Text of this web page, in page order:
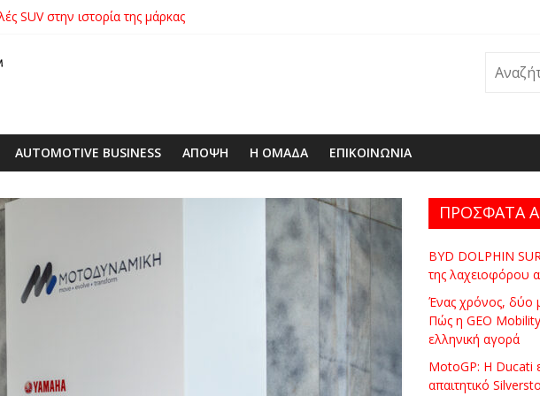
SUV στην ιστορία της μάρκας
Πώς η GEO Mobility Hellas μπήκε δυνατά στην ελληνική αγορά
απαιτητικό Silverstone
με δεξαμενή 600 λίτρων στην ΕΠΟΜΕΑ Βιλίων – το όχημα βρέθηκε ήδη στη φωτιά του
AUTOMOTIVE BUSINESS ΑΠΟΨΗ Η ΟΜΑΔΑ ΕΠΙΚΟΙΝΩΝΙΑ
ΠΡΟΣΦΑΤΑ
BYD DOLPHIN
της λαχειοφόρου
Ένας χρόνος, δύο
Πώς η GEO
ελληνική αγορά
MotoGP: Η Ducati
απαιτητικό